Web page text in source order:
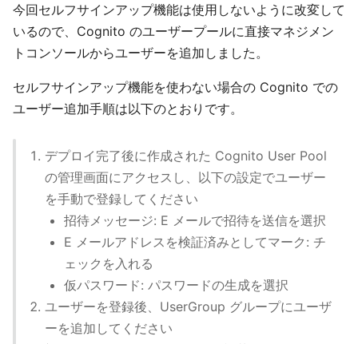
今回セルフサインアップ機能は使用しないように改変して
いるので、Cognito のユーザープールに直接マネジメン
トコンソールからユーザーを追加しました。
セルフサインアップ機能を使わない場合の Cognito での
ユーザー追加手順は以下のとおりです。
デプロイ完了後に作成された Cognito User Pool
の管理画面にアクセスし、以下の設定でユーザー
を手動で登録してください
招待メッセージ: E メールで招待を送信を選択
E メールアドレスを検証済みとしてマーク: チ
ェックを入れる
仮パスワード: パスワードの生成を選択
ユーザーを登録後、UserGroup グループにユーザ
ーを追加してください